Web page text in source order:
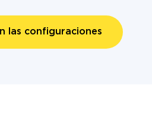
las configuraciones